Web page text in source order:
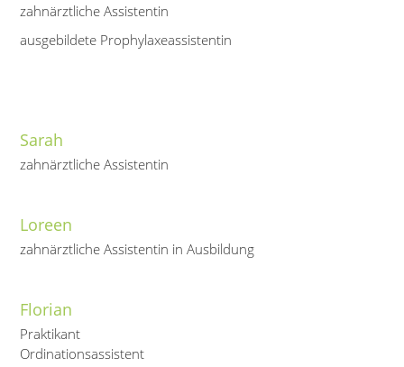
zahnärztliche Assistentin
ausgebildete Prophylaxeassistentin
Sarah
zahnärztliche Assistentin
Loreen
zahnärztliche Assistentin in Ausbildung
Florian
Praktikant
Ordinationsassistent